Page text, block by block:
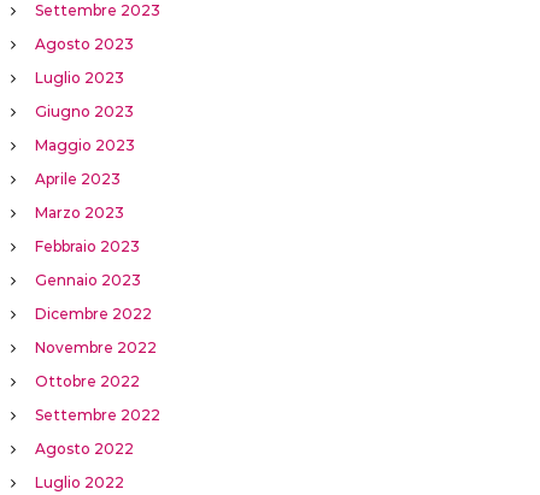
Settembre 2023
Agosto 2023
Luglio 2023
Giugno 2023
Maggio 2023
Aprile 2023
Marzo 2023
Febbraio 2023
Gennaio 2023
Dicembre 2022
Novembre 2022
Ottobre 2022
Settembre 2022
Agosto 2022
Luglio 2022